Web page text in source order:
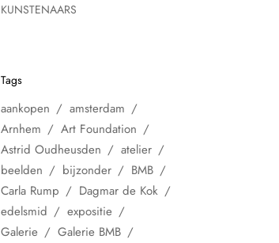
KUNSTENAARS
Tags
aankopen
amsterdam
Arnhem
Art Foundation
Astrid Oudheusden
atelier
beelden
bijzonder
BMB
Carla Rump
Dagmar de Kok
edelsmid
expositie
Galerie
Galerie BMB